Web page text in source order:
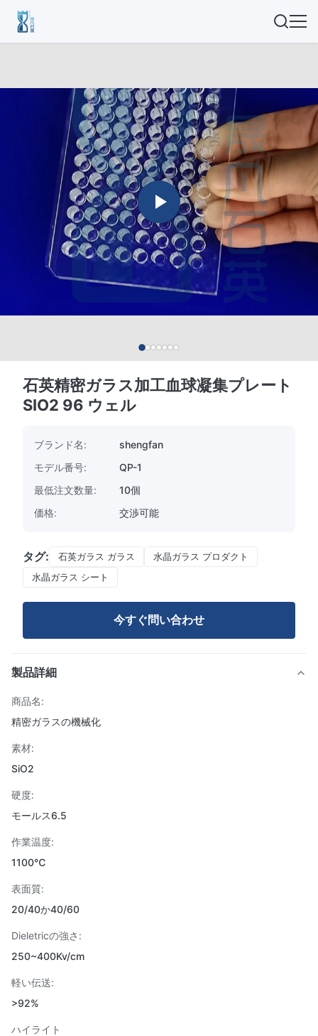
石英精密ガラス加工血球凝集プレート
SIO2 96 ウェル
ブランド名:
shengfan
モデル番号:
QP-1
最低注文数量:
10個
価格:
交渉可能
タグ: 石英ガラス ガラス
水晶ガラス プロダクト
水晶ガラス シート
今すぐ問い合わせ
製品詳細
商品名:
精密ガラスの機械化
素材:
SiO2
硬度:
モールス6.5
作業温度:
1100℃
表面質:
20/40か40/60
Dieletricの強さ:
250~400Kv/cm
軽い伝送:
>92%
ハイライト